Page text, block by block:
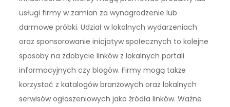
usługi firmy w zamian za wynagrodzenie lub
darmowe próbki. Udział w lokalnych wydarzeniach
oraz sponsorowanie inicjatyw społecznych to kolejne
sposoby na zdobycie linków z lokalnych portali
informacyjnych czy blogów. Firmy mogą także
korzystać z katalogów branżowych oraz lokalnych
serwisów ogłoszeniowych jako źródła linków. Ważne